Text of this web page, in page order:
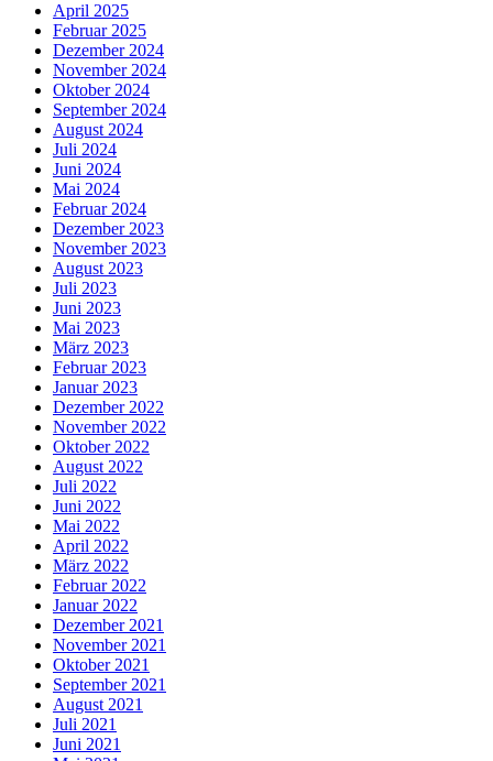
April 2025
Februar 2025
Dezember 2024
November 2024
Oktober 2024
September 2024
August 2024
Juli 2024
Juni 2024
Mai 2024
Februar 2024
Dezember 2023
November 2023
August 2023
Juli 2023
Juni 2023
Mai 2023
März 2023
Februar 2023
Januar 2023
Dezember 2022
November 2022
Oktober 2022
August 2022
Juli 2022
Juni 2022
Mai 2022
April 2022
März 2022
Februar 2022
Januar 2022
Dezember 2021
November 2021
Oktober 2021
September 2021
August 2021
Juli 2021
Juni 2021